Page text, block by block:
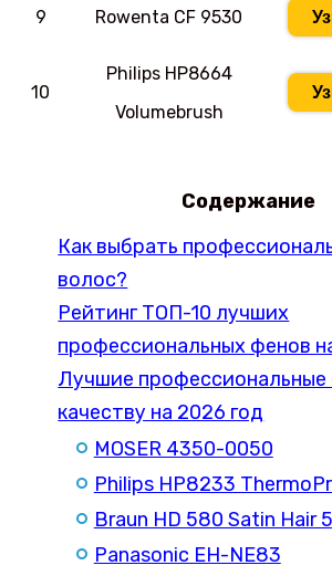
9 Rowenta CF 9530
10
Philips HP8664
Volumebrush
Содержание
Как выбрать
волос?
Рейтинг ТОП-10 лучших
профессиональных фенов
Лучшие
качеству на 2026 год
MOSER 4350-0050
Philips HP8233
Braun HD 580 Satin Hair 5
Panasonic EH-NE83